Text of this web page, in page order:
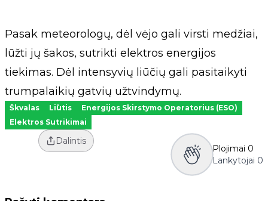
Pasak meteorologų, dėl vėjo gali virsti medžiai,
lūžti jų šakos, sutrikti elektros energijos
tiekimas. Dėl intensyvių liūčių gali pasitaikyti
trumpalaikių gatvių užtvindymų.
Škvalas Liūtis
Energijos Skirstymo Operatorius (ESO)
Elektros Sutrikimai
Dalintis
Plojimai 0
Lankytojai 0